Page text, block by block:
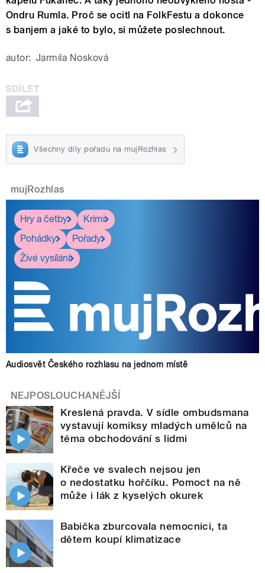
Ondru Rumla. Proč se ocitl na FolkFestu a dokonce
s banjem a jaké to bylo, si můžete poslechnout.
autor: Jarmila Nosková
Všechny díly pořadu na mujRozhlas
mujRozhlas
Hry a četby
Krimi
Pohádky
Pořady
Živé vysílání
Audiosvět Českého rozhlasu na jednom místě
NEJPOSLOUCHANĚJŠÍ
Kreslená pravda. V sídle ombudsmana
vystavují komiksy mladých umělců na
téma obchodování s lidmi
Křeče ve svalech nejsou jen
o nedostatku hořčíku. Pomoct na ně
může i lák z kyselých okurek
Babička zburcovala nemocnici, ta
dětem koupí klimatizace